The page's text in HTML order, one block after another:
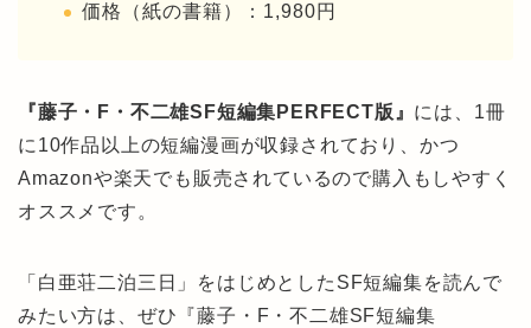
価格（紙の書籍）：1,980円
『藤子・F・不二雄SF短編集PERFECT版』 には、1冊
に10作品以上の短編漫画が収録されており、かつ
Amazonや楽天でも販売されているので購入もしやすく
オススメです。
「白亜荘二泊三日」をはじめとしたSF短編集を読んで
みたい方は、ぜひ『藤子・F・不二雄SF短編集